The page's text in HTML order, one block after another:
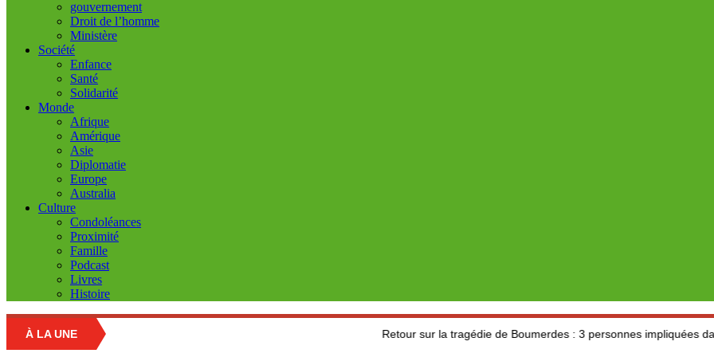
gouvernement
Droit de l’homme
Ministère
Société
Enfance
Santé
Solidarité
Monde
Afrique
Amérique
Asie
Diplomatie
Europe
Australia
Culture
Condoléances
Proximité
Famille
Podcast
Livres
Histoire
À LA UNE Retour sur la tragédie de Boumerdes : 3 personnes impliquées dans le